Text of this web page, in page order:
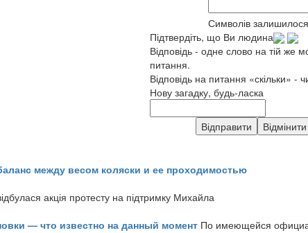
Символів
Підтвердіть, що Ви людина
Відповідь - одне слово на тій же
питання.
Відповідь на питання «скільки» -
Нову загадку, будь-ласка
между весом коляски и ее проходимостью
акція протесту на підтримку Михайла
— что известно на данный момент По имеющейся